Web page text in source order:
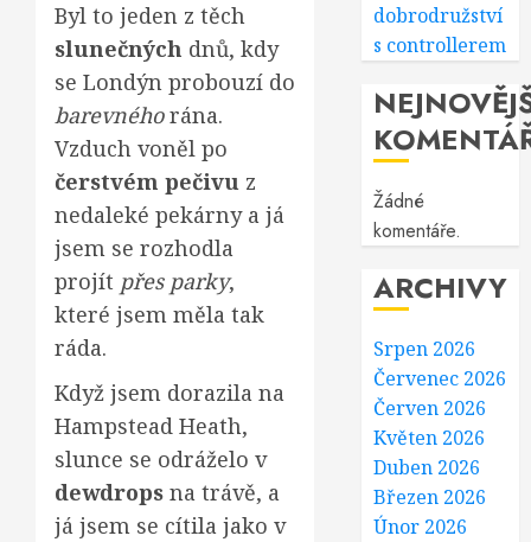
Byl to jeden z těch
slunečných dnů, kdy
se Londýn probouzí do
barevnéhorána.
Vzduch voněl po
čerstvém pečivu z
nedaleké pekárny a já
jsem se rozhodla
projít přes parky,
které jsem měla tak
ráda.
Když jsem dorazila na
Hampstead Heath,
slunce se odráželo v
dewdrops na trávě, a
já jsem se cítila jako v
dobrodružství
s controllerem
Žádné
komentáře.
ARCHIVY
Srpen 2026
Červenec 2026
Červen 2026
Květen 2026
Duben 2026
Březen 2026
Únor 2026